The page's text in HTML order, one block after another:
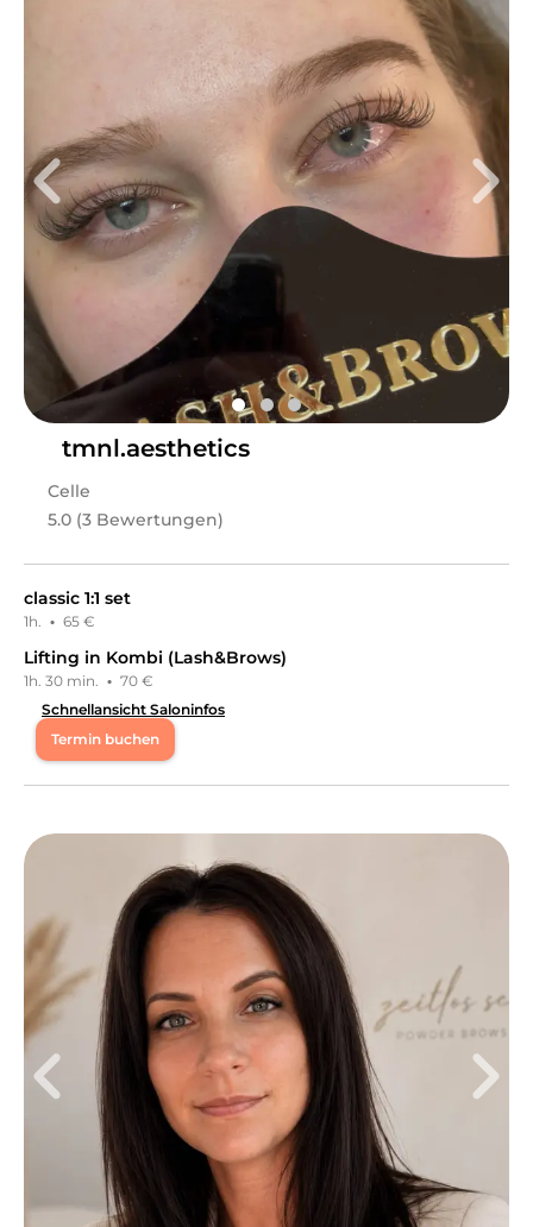
Momente der Entspannung in heimeliger Atmosphäre.
mit qualitativ hochwertigen Leistungen und Produkten.
Leistungen
Kosmetik Studio Celle
inCelle
bietet Leistungen in
Nails, Pediküre, Maniküre, Kosmetik, Kosmetische
Beratung, Gesichts- & Körperbehandlungen,
Wimpernbehandlungen, Augenbrauenbehandlungen,
Make-Up, Kosmetikpakete, Friseur & Haare, Styling,
Nageldesign, Körper, Massagen
an.
tmnl.aesthetics
Celle
5.0 (3 Bewertungen)
classic 1:1 set
1h. · 65 €
Lifting in Kombi (Lash&Brows)
1h. 30 min. · 70 €
Schnellansicht Saloninfos
Termin buchen
Mo 08:00 - 16:00
Di
14:00 - 18:00
Do 15:30 - 19:30
Fr 16:00 - 20:00
Sa 12:00 - 18:00
09:00 - 18:00
Mein Studio ist klein, gemütlich und mit ganz viel Liebe